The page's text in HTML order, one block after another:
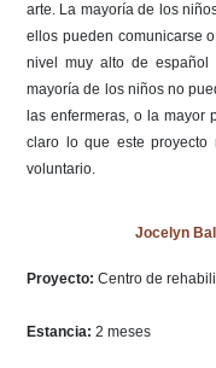
arte. La mayoría de los
ellos pueden comunicarse
nivel muy alto de
mayoría de los niños no
las enfermeras, o la mayor
claro lo que este
voluntario.
Jocelyn
Proyecto: Centro de
Estancia: 2 meses